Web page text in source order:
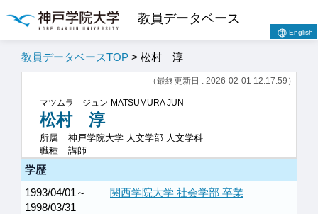
教員データベース
English
教員データベースTOP > 松村 淳
（最終更新日 : 2026-02-01 12:17:59）
マツムラ ジュン MATSUMURA JUN
松村 淳
所属
神戸学院大学 人文学部 人文学科
職種
講師
学歴
1993/04/01～
1998/03/31
関西学院大学 社会学部 卒業